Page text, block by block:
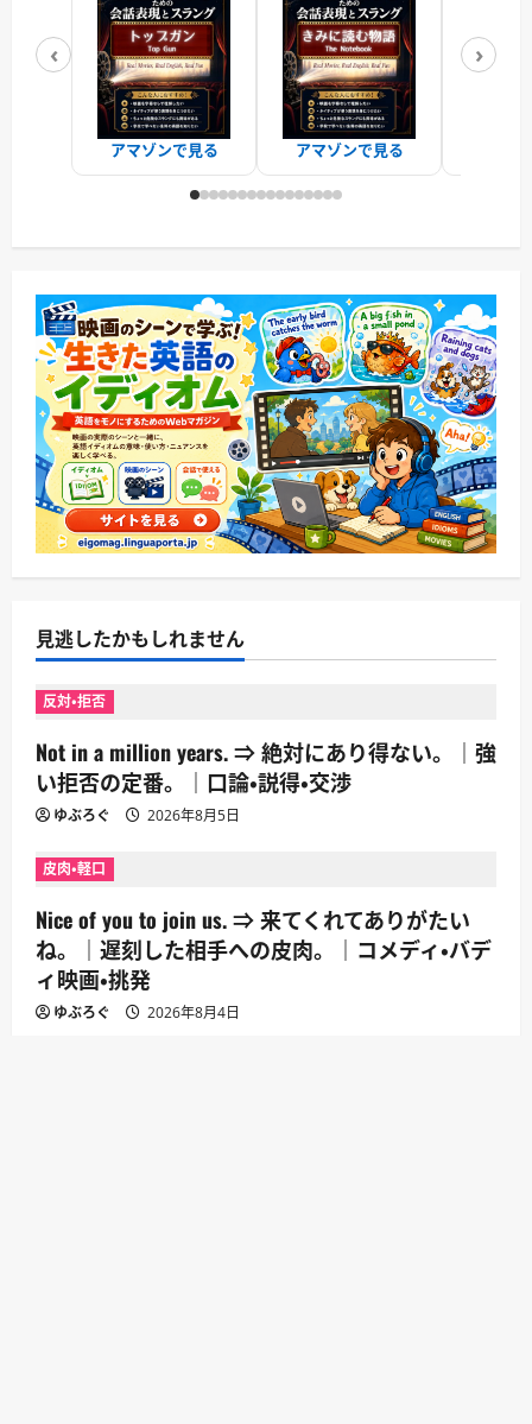
‹
アマゾンで見る アマゾンで見る
›
見逃したかもしれません
反対・拒否
Not in a million years. ⇒ 絶対にあり得ない。｜強
い拒否の定番。｜口論・説得・交渉
ゆぶろぐ 2026年8月5日
皮肉・軽口
Nice of you to join us. ⇒ 来てくれてありがたい
ね。｜遅刻した相手への皮肉。｜コメディ・バデ
ィ映画・挑発
ゆぶろぐ 2026年8月4日